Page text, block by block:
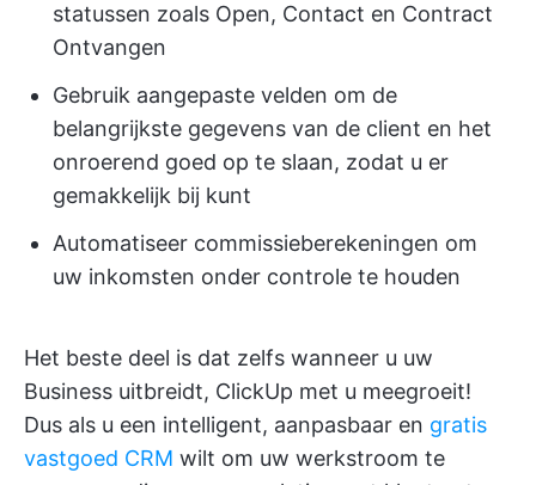
statussen zoals Open, Contact en Contract
Ontvangen
Gebruik aangepaste velden om de
belangrijkste gegevens van de client en het
onroerend goed op te slaan, zodat u er
gemakkelijk bij kunt
Automatiseer commissieberekeningen om
uw inkomsten onder controle te houden
Het beste deel is dat zelfs wanneer u uw
Business uitbreidt, ClickUp met u meegroeit!
Dus als u een intelligent, aanpasbaar en gratis
vastgoed CRM wilt om uw werkstroom te